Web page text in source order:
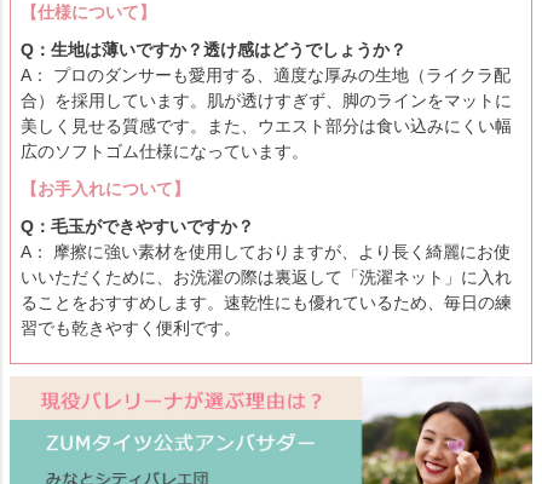
【仕様について】
Q：生地は薄いですか？透け感はどうでしょうか？
A： プロのダンサーも愛用する、適度な厚みの生地（ライクラ配
合）を採用しています。肌が透けすぎず、脚のラインをマットに
美しく見せる質感です。また、ウエスト部分は食い込みにくい幅
広のソフトゴム仕様になっています。
【お手入れについて】
Q：毛玉ができやすいですか？
A： 摩擦に強い素材を使用しておりますが、より長く綺麗にお使
いいただくために、お洗濯の際は裏返して「洗濯ネット」に入れ
ることをおすすめします。速乾性にも優れているため、毎日の練
習でも乾きやすく便利です。